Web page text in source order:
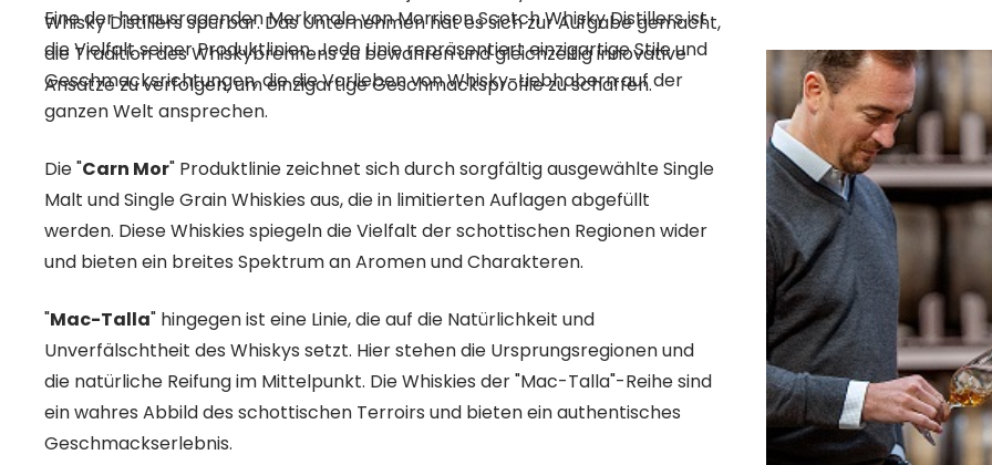
Whisky Distillers spürbar. Das Unternehmen hat es sich zur Aufgabe gemacht,
die Tradition des Whiskybrennens zu bewahren und gleichzeitig innovative
Ansätze zu verfolgen, um einzigartige Geschmacksprofile zu schaffen.
Eine der herausragenden Merkmale von Morrison Scotch Whisky Distillers ist
die Vielfalt seiner Produktlinien. Jede Linie repräsentiert einzigartige Stile und
Geschmacksrichtungen, die die Vorlieben von Whisky-Liebhabern auf der
ganzen Welt ansprechen.
Die "Carn Mor" Produktlinie zeichnet sich durch sorgfältig ausgewählte Single
Malt und Single Grain Whiskies aus, die in limitierten Auflagen abgefüllt
werden. Diese Whiskies spiegeln die Vielfalt der schottischen Regionen wider
und bieten ein breites Spektrum an Aromen und Charakteren.
"Mac-Talla" hingegen ist eine Linie, die auf die Natürlichkeit und
Unverfälschtheit des Whiskys setzt. Hier stehen die Ursprungsregionen und
die natürliche Reifung im Mittelpunkt. Die Whiskies der "Mac-Talla"-Reihe sind
ein wahres Abbild des schottischen Terroirs und bieten ein authentisches
Geschmackserlebnis.